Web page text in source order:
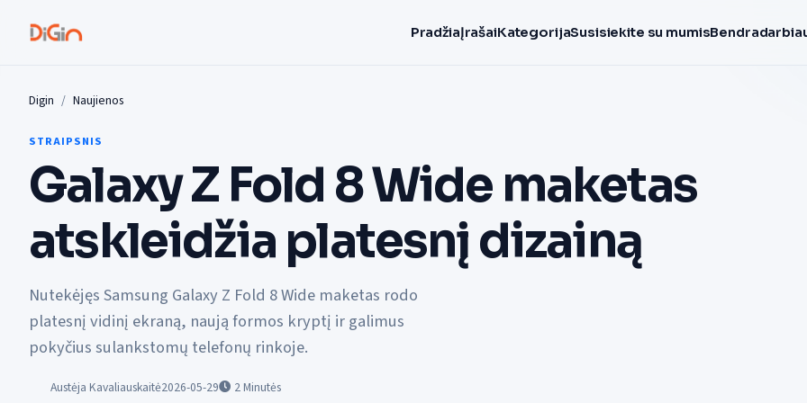
PradžiaĮrašaiKategorijaSusisiekite su mumis
Digin Naujienos
STRAIPSNIS
Galaxy Z Fold 8 Wide maketas
atskleidžia platesnį dizainą
Nutekėjęs Samsung Galaxy Z Fold 8 Wide maketas rodo
platesnį vidinį ekraną, naują formos kryptį ir galimus
pokyčius sulankstomų telefonų rinkoje.
Austėja Kavaliauskaitė2026-05-29 2Minutės